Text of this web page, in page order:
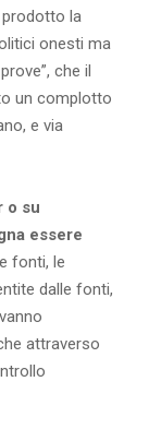
la
onesti ma
che il
un complotto
e via
o su
essere
fonti, le
dalle fonti,
attraverso